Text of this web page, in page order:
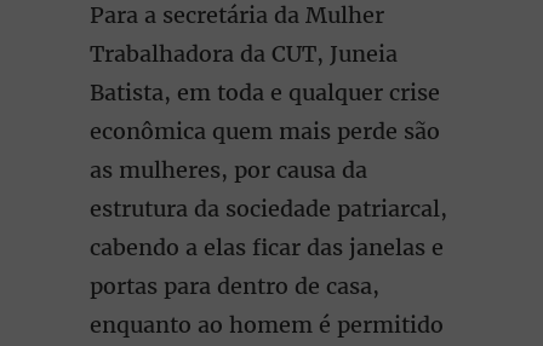
Para a secretária da Mulher
Trabalhadora da CUT, Juneia
Batista, em toda e qualquer crise
econômica quem mais perde são
as mulheres, por causa da
estrutura da sociedade patriarcal,
cabendo a elas ficar das janelas e
portas para dentro de casa,
enquanto ao homem é permitido